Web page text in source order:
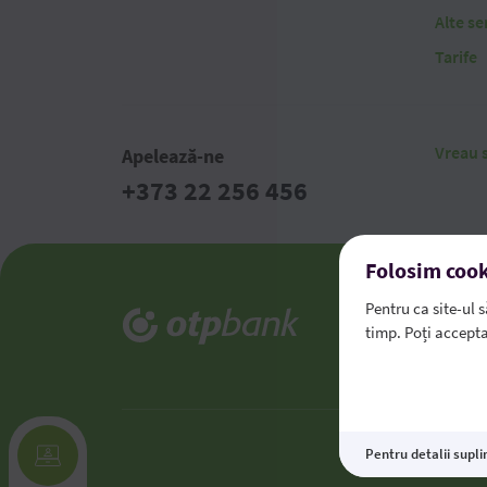
Alte
Tarife
Apelează-ne
+373 22 256 456
Vreau
This site
Folosim
Pentru ca site-ul
timp. Poți
Pentru detalii